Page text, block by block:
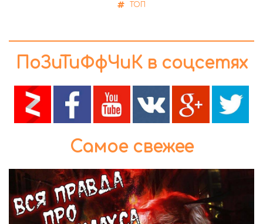
ТОП
ПоЗиТиФфЧиК в соцсетях
Самое свежее